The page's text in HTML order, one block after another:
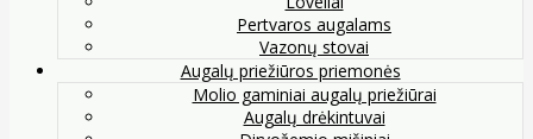
Pertvaros augalams
Vazonų stovai
Augalų priežiūros priemonės
Molio gaminiai augalų priežiūrai
Augalų drėkintuvai